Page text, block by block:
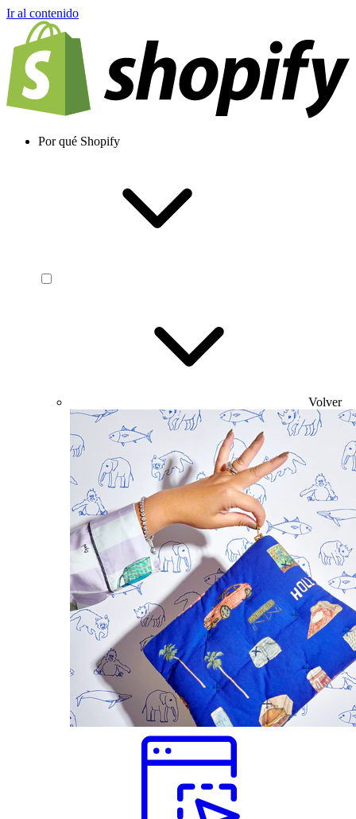
Ir al contenido
Por qué Shopify
Volver